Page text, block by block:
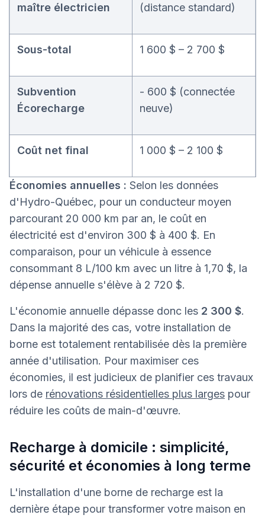
maître électricien
(distance standard)
Sous-total 1 600 $ – 2 700 $
Subvention
Écorecharge
- 600 $ (connectée
neuve)
Coût net final 1 000 $ – 2 100 $
Économies annuelles : Selon les données
d'Hydro-Québec, pour un conducteur moyen
parcourant 20 000 km par an, le coût en
électricité est d'environ 300 $ à 400 $. En
comparaison, pour un véhicule à essence
consommant 8 L/100 km avec un litre à 1,70 $, la
dépense annuelle s'élève à 2 720 $.
L'économie annuelle dépasse donc les 2 300 $.
Dans la majorité des cas, votre installation de
borne est totalement rentabilisée dès la première
année d'utilisation. Pour maximiser ces
économies, il est judicieux de planifier ces travaux
lors de rénovations résidentielles plus larges pour
réduire les coûts de main-d'œuvre.
Recharge à domicile : simplicité,
sécurité et économies à long terme
L'installation d'une borne de recharge est la
dernière étape pour transformer votre maison en